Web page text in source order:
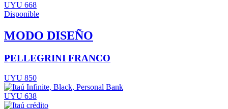
UYU 668
Disponible
MODO DISEÑO
PELLEGRINI FRANCO
UYU 850
UYU 638